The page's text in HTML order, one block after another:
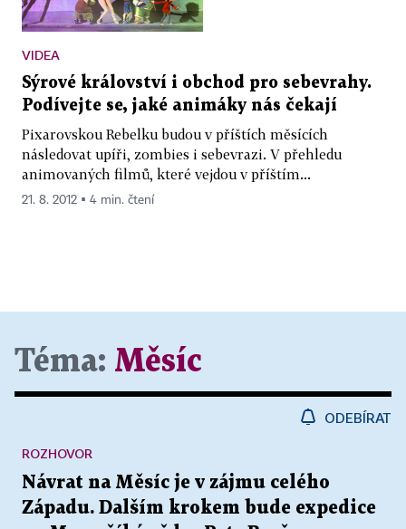
VIDEA
Sýrové království i obchod pro sebevrahy.
Podívejte se, jaké animáky nás čekají
Pixarovskou Rebelku budou v příštích měsících
následovat upíři, zombies i sebevrazi. V přehledu
animovaných filmů, které vejdou v příštím...
21. 8. 2012 ▪ 4 min. čtení
Téma: Měsíc
ODEBÍRAT
Návrat na Měsíc je v zájmu celého
Západu. Dalším krokem bude expedice
ROZHOVOR